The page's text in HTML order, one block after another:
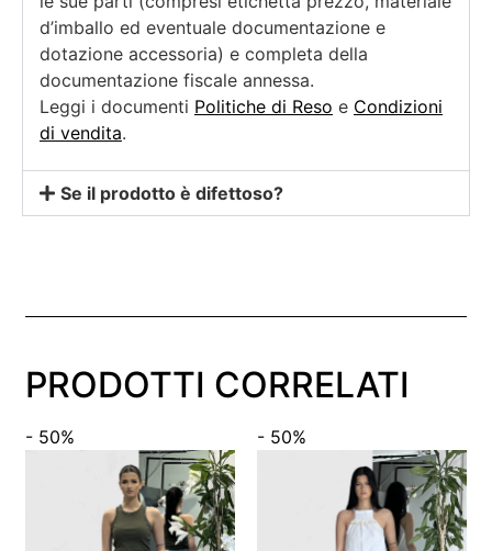
d’imballo ed eventuale documentazione e
dotazione accessoria) e completa della
documentazione fiscale annessa.
Leggi i documenti Politiche di Reso e Condizioni
di vendita.
Se il prodotto è difettoso?
PRODOTTI CORRELATI
- 50% - 50%